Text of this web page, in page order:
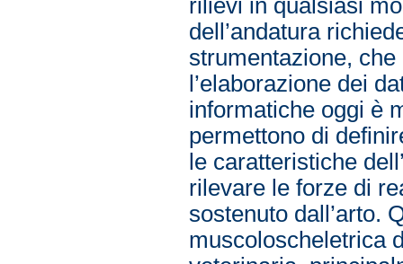
rilievi in qualsiasi
dell’andatura
strumentazione,
l’elaborazione dei
informatiche oggi è
permettono di
le caratteristiche
rilevare le forze di
sostenuto dall’arto.
muscoloscheletrica